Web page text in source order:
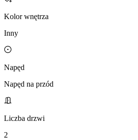
Kolor wnętrza
Inny
Napęd
Napęd na przód
Liczba drzwi
2